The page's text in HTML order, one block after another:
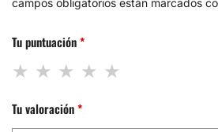
Tu puntuación*
Tu valoración*